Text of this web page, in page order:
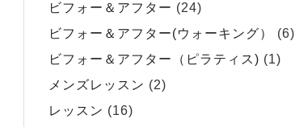
ビフォー＆アフター (24)
ビフォー＆アフター(ウォーキング）
(6)
ビフォー＆アフター（ピラティス) (1)
メンズレッスン (2)
レッスン (16)